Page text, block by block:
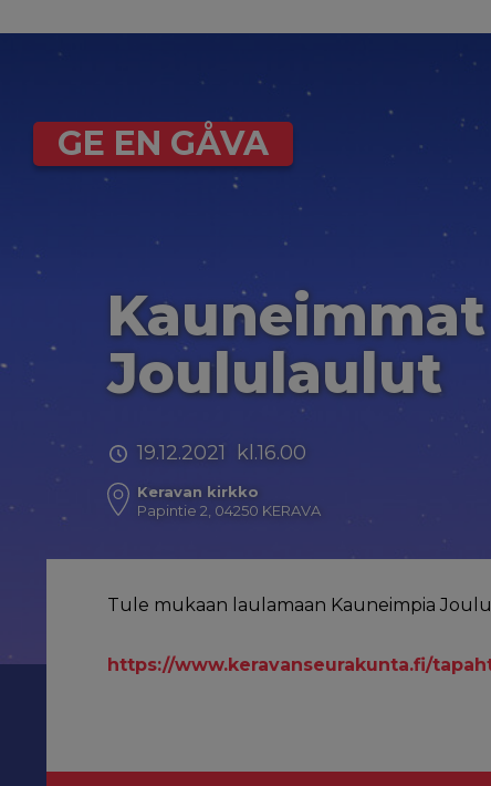
GE EN GÅVA
Kauneimmat
Joululaulut
19.12.2021 kl.16.00
Keravan kirkko
Papintie 2, 04250 KERAVA
Tule mukaan laulamaan Kauneimpia
https://www.keravanseurakunta.fi/